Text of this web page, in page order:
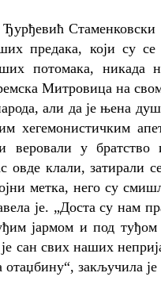
предака, који су
потомака, никада
Митровица на
али да је њена
хегемонистичким
веровали у
овде клали, затирали
метка, него су
је. „Доста су нам
јармом и под
сан свих наших
отаџбину“, закључила